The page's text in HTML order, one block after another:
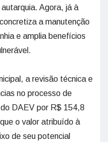
Agora, já à
a manutenção
e amplia benefícios
a revisão técnica e
no processo de
DAEV por R$ 154,8
o valor atribuído à
de seu potencial